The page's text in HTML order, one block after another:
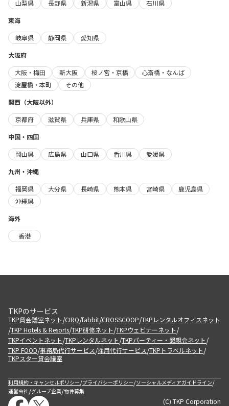
山梨県
長野県 新潟県 富山県
石川県
東海
岐阜県
静岡県
愛知県
大阪府
大阪・梅田
新大阪 桜ノ宮・京橋
心斎橋・なんば
淀屋橋・本町
その他
関西（大阪以外）
京都府
滋賀県 兵庫県
和歌山県
中国・四国
岡山県
広島県 山口県 香川県
愛媛県
九州・沖縄
福岡県
大分県 長崎県 熊本県 宮崎県
鹿児島県
沖縄県
海外
香港
TKPのサービス
TKP貸会議室ネット/CIRQ/fabbit/CROSSCOOP/TKPレンタルオフィスネット
/TKP Hotels & Resorts/TKP研修ネット/TKPウェビナーネット/
TKPイベントネット/TKPレンタルネット/TKPパーティー・懇親会ネット/
TKP FOOD/事務局代行サービス/採用代行サービス/TKPトラベルネット/
TKPスター貸会議室
利用規約・キャンセルポリシー/プライバシーポリシー/ソーシャルメディアガイドライン/
運営会社/グループ企業/物件募集
(C) TKP Corporation